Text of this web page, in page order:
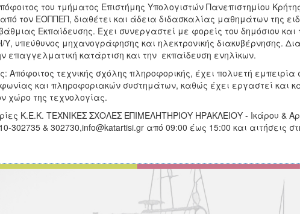
του τμήματος Επιστήμης Υπολογιστών Πανεπιστημίου
τον ΕΟΠΠΕΠ, διαθέτει και άδεια διδασκαλίας μαθημάτων της
Εκπαίδευσης. Έχει συνεργαστεί με φορείς του δημόσιου και
υπεύθυνος μηχανογράφησης και ηλεκτρονικής διακυβέρνησης.
επαγγελματική κατάρτιση και την εκπαίδευση ενηλίκων.
Απόφοιτος τεχνικής σχόλης πληροφορικής, έχει πολυετή εμπειρία
και πληροφοριακών συστημάτων, καθώς έχει εργαστεί και
χώρο της τεχνολογίας.
Κ.Ε.Κ. ΤΕΧΝΙΚΕΣ ΣΧΟΛΕΣ ΕΠΙΜΕΛΗΤΗΡΙΟΥ ΗΡΑΚΛΕΙΟΥ - Ικάρου &
302735 & 302730,info@katartisi.gr από 09:00 έως 15:00 και αιτήσεις